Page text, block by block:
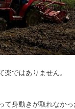
楽ではありません。
て身動きが取れなかっ